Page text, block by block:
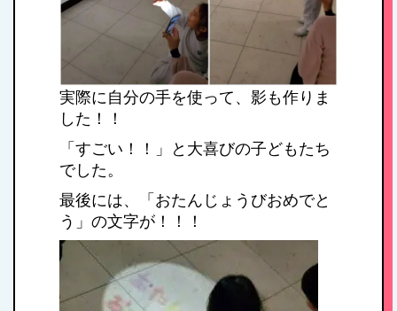
HOME
私たちの思い・教
1日のスケジュール
実際に自分の手を使って、影も作りま
した！！
「すごい！！」と大喜びの子どもたち
でした。
最後には、「おたんじょうびおめでと
う」の文字が！！！